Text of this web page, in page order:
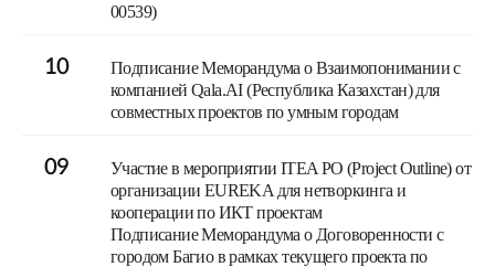
00539)
10
Подписание Меморандума о Взаимопонимании с
компанией Qala.AI (Республика Казахстан) для
совместных проектов по умным городам
09
Участие в мероприятии ITEA PO (Project Outline) от
организации EUREKA для нетворкинга и
кооперации по ИКТ проектам
Подписание Меморандума о Договоренности с
городом Багио в рамках текущего проекта по